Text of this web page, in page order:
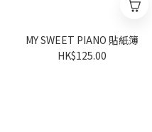
MY SWEET PIANO 貼紙簿
HK$125.00